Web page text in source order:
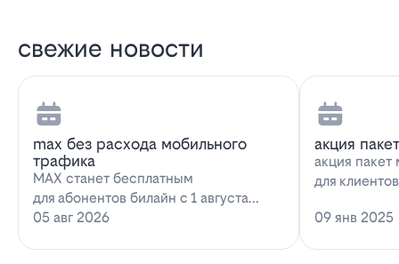
свежие новости
max без расхода мобильного
трафика
MAX станет бесплатным
для абонентов билайн с 1 августа
2026 года использование
05 авг 2026
акция
акция пакет
для
09 янв 2025